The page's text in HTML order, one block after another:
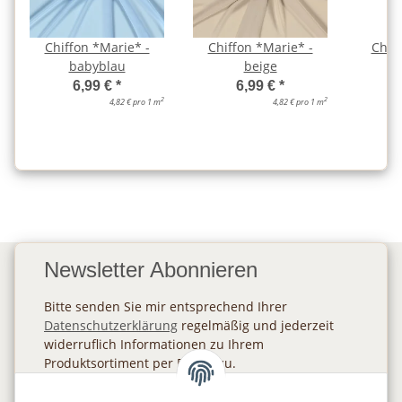
Chiffon *Marie* -
babyblau
6,99 € *
4,82 € pro 1 m2
Chiffon *Marie* -
beige
6,99 € *
4,82 € pro 1 m2
Newsletter Abonnieren
Bitte senden Sie mir entsprechend Ihrer
Datenschutzerklärung regelmäßig und jederzeit
widerruflich Informationen zu Ihrem
Produktsortiment per E-Mail zu.